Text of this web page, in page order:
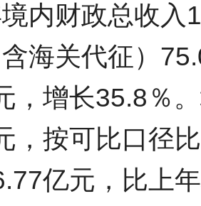
内财政总收入
海关代征）
，增长35.8％
，按可比口径
亿元，比上